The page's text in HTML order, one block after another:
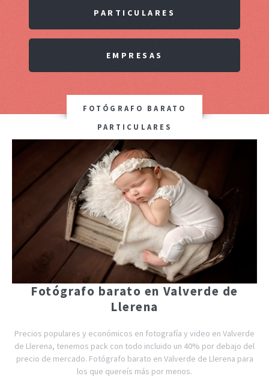
PARTICULARES
EMPRESAS
FOTÓGRAFO BARATO
PARTICULARES
Fotógrafo barato en Valverde de
Llerena
Precios populares y económicos en fotografía y video en Valverde
de Llerena, tenemos pack con todo incluido un 40% por debajo del
precio de mercado. Fotógrafo barato en Valverde de Llerena para
los que quereís más por menos.